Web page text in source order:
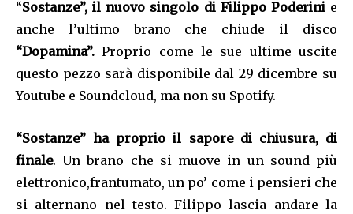
“Sostanze”, il nuovo singolo di Filippo Poderini e
anche l’ultimo brano che chiude il disco
“Dopamina”. Proprio come le sue ultime uscite
questo pezzo sarà disponibile dal 29 dicembre su
Youtube e Soundcloud, ma non su Spotify.
“Sostanze” ha proprio il sapore di chiusura, di
finale. Un brano che si muove in un sound più
elettronico,frantumato, un po’ come i pensieri che
si alternano nel testo. Filippo lascia andare la